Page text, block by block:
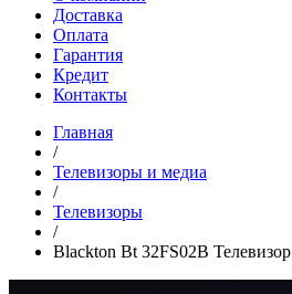
Доставка
Оплата
Гарантия
Кредит
Контакты
Главная
/
Телевизоры и медиа
/
Телевизоры
/
Blackton Bt 32FS02B Телевизор